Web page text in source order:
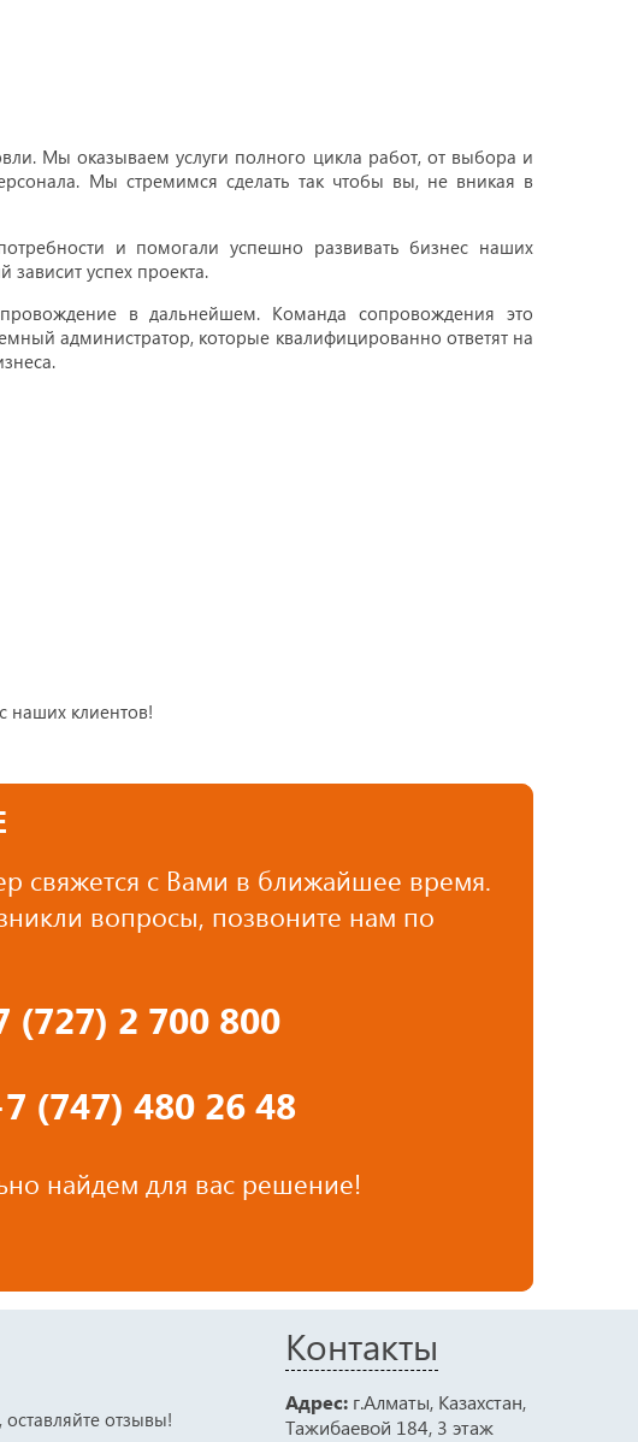
Мы оказываем услуги полного цикла работ, от выбора и
Мы стремимся сделать так чтобы вы, не вникая в
и помогали успешно развивать бизнес наших
успех проекта.
в дальнейшем. Команда сопровождения это
администратор, которые квалифицированно ответят на
наших клиентов!
свяжется с Вами в ближайшее время.
вопросы, позвоните нам по
(727) 2 700 800
(747) 480 26 48
найдем для вас решение!
отзывы!
Контакты
Адрес: г.Алматы, Казахстан,
Тажибаевой 184, 3 этаж